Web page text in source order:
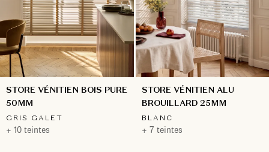
STORE VÉNITIEN BOIS PURE
50MM
GRIS GALET
+ 10 teintes
STORE VÉNITIEN ALU
BROUILLARD 25MM
BLANC
+ 7 teintes